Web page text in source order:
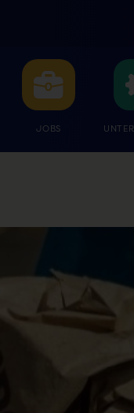
JOBS